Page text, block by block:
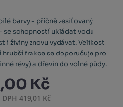
barvy - příčně zesíťovaný
se schopností ukládat vodu
i živiny znovu vydávat. Velikost
hrubší frakce se doporučuje pro
révy) a dřevin do volné půdy.
Kč
DPH 419,01 Kč